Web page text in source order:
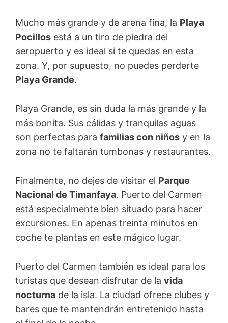
Mucho más grande y de arena fina, la Playa
Pocillos está a un tiro de piedra del
aeropuerto y es ideal si te quedas en esta
zona. Y, por supuesto, no puedes perderte
Playa Grande.
Playa Grande, es sin duda la más grande y la
más bonita. Sus cálidas y tranquilas aguas
son perfectas para familias con niños y en la
zona no te faltarán tumbonas y restaurantes.
Finalmente, no dejes de visitar el Parque
Nacional de Timanfaya. Puerto del Carmen
está especialmente bien situado para hacer
excursiones. En apenas treinta minutos en
coche te plantas en este mágico lugar.
Puerto del Carmen también es ideal para los
turistas que desean disfrutar de la vida
nocturna de la isla. La ciudad ofrece clubes y
bares que te mantendrán entretenido hasta